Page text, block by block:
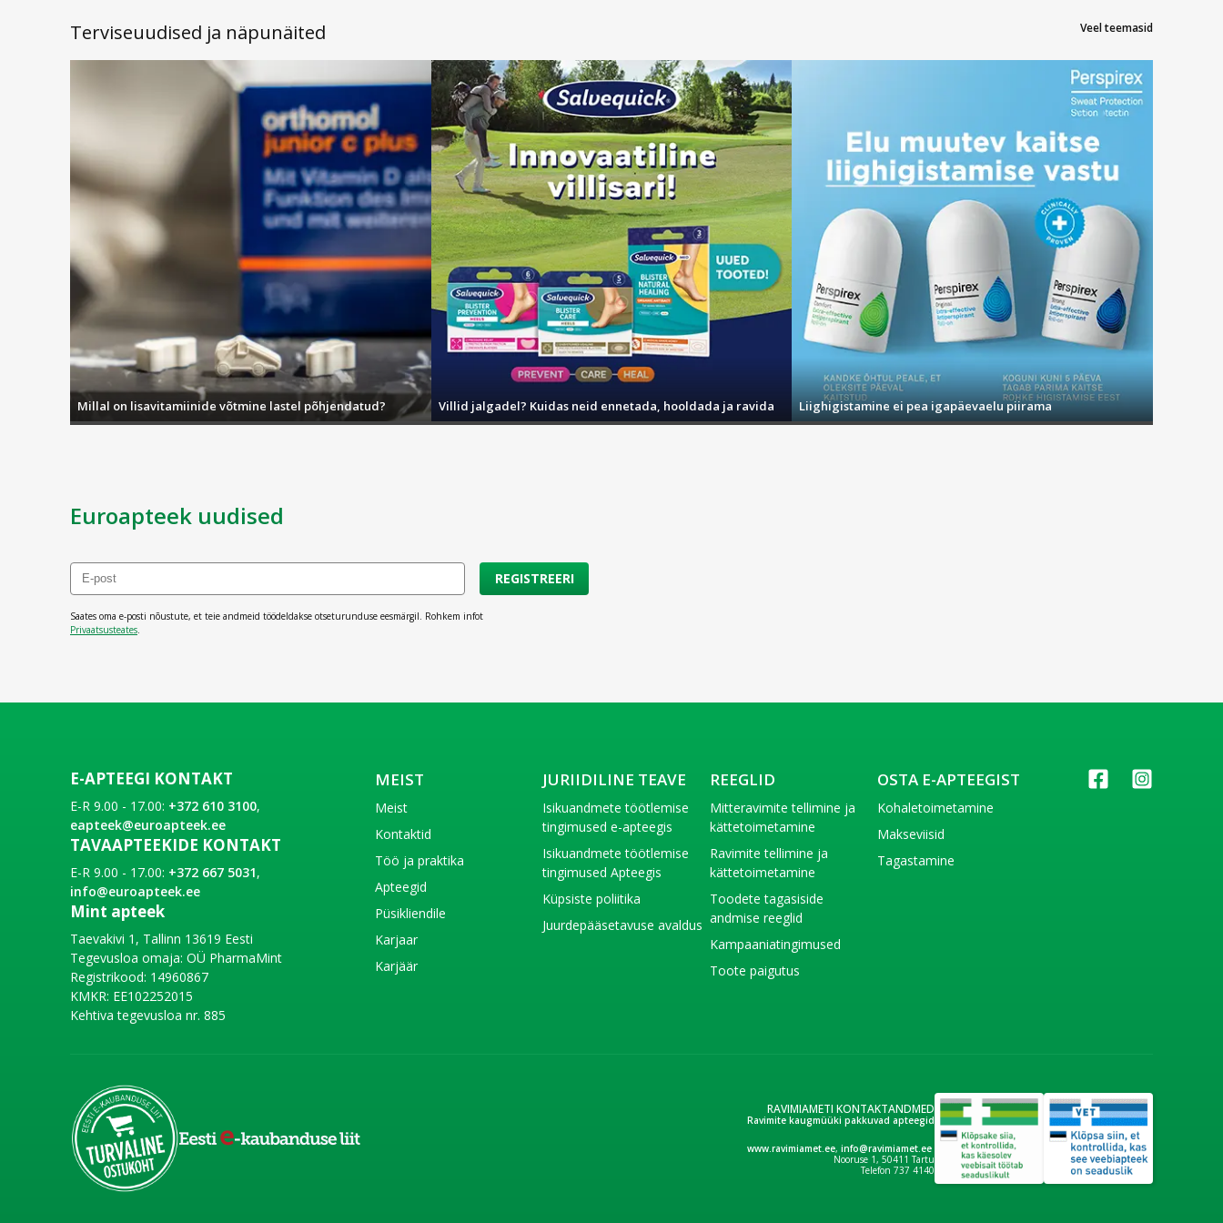
Eucerin Anti-Pigment
Eucerin Anti-Pigment sari aitab vähendada tumedate laikude nähtavust ja ühtlustada nahatooni. See sari on eriti efektiivne neile, kes soovivad nahka säravamaks muuta ja ennetada
uute pigmentlaikude tekkimist.
Eucerin Dermopure
Eucerin Dermopure sari on mõeldud aknele kalduvale ja rasusele nahale. Aitab ennetada vistrike teket, puhastada poore ja hoida naha puhtana.
Eucerin Atopicontrol
Eucerin Atopicontrol sari sobib atoopilise ja kuivuse suhtes tundlikule nahale. Need tooted, sealhulgas kreemid ja dušigeelid, rahustavad ärritunud nahka ning tugevdavad naha
loomulikku kaitsebarjääri.
Eucerin Aquaphor
Eucerin Aquaphor on universaalne hooldus kuivale, kahjustatud ja ärritunud nahale. See aitab taastada naha niiskustasakaalu ja kiirendab naha loomulikku paranemisprotsessi.
Eucerin Hyaluron-Filler
Eucerin Hyaluron-Filler sari on mõeldud vananemisilmingute vähendamiseks. Aitavad hoida näonaha välimuse ühtlasena ja naha elastse ning siledana.
Eucerin Urea Repair
Eucerin pH5 tootesari on mõeldud igapäevaseks nahahoolduseks. See aitab säilitada naha loomulikku pH-taset ja kaitseb nahka väliste ärritajate eest.
Terviseuudised ja näpunäited Veel teemasid
Millal on lisavitamiinide võtmine lastel põhjendatud? Villid jalgadel? Kuidas neid ennetada, hooldada ja ravida Liighigistamine ei pea igapäevaelu piirama
Euroapteek uudised
REGISTREERI
Saates oma e-posti nõustute, et teie andmeid töödeldakse otseturunduse eesmärgil. Rohkem infot
Privaatsusteates
E-APTEEGI KONTAKT
E-R 9.00 - 17.00: +372 610 3100,
eapteek@euroapteek.ee
TAVAAPTEEKIDE KONTAKT
E-R 9.00 - 17.00: +372 667 5031,
info@euroapteek.ee
Mint apteek
Taevakivi 1, Tallinn 13619 Eesti
Tegevusloa omaja: OÜ PharmaMint
Registrikood: 14960867
KMKR: EE102252015
Kehtiva tegevusloa nr. 885
MEIST
Meist
Kontaktid
Töö ja praktika
Apteegid
Püsikliendile
Karjaar
Karjäär
JURIIDILINE TEAVE
Isikuandmete töötlemise
tingimused e-apteegis
Isikuandmete töötlemise
tingimused Apteegis
Küpsiste poliitika
Juurdepääsetavuse avaldus
REEGLID
Mitteravimite tellimine ja
kättetoimetamine
Ravimite tellimine ja
kättetoimetamine
Toodete tagasiside
andmise reeglid
Kampaaniatingimused
Toote paigutus
OSTA E-APTEEGIST
Kohaletoimetamine
Makseviisid
Tagastamine
RAVIMIAMETI KONTAKTANDMED
Ravimite kaugmüüki pakkuvad apteegid
www.ravimiamet.ee, info@ravimiamet.ee
Nooruse 1, 50411 Tartu
Telefon 737 4140